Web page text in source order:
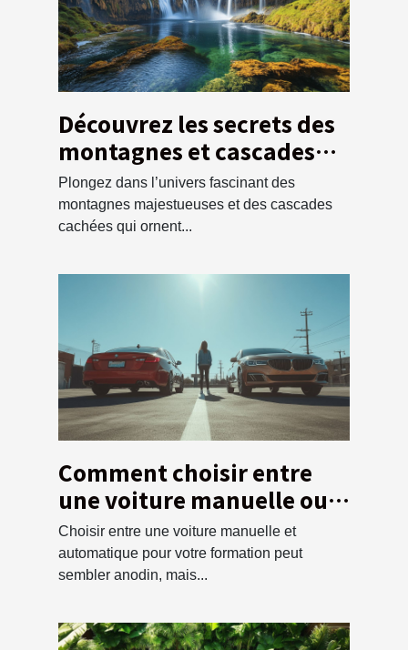
Découvrez les secrets des
montagnes et cascades
locales
Plongez dans l’univers fascinant des
montagnes majestueuses et des cascades
cachées qui ornent...
Comment choisir entre
une voiture manuelle ou
automatique pour votre
formation ?
Choisir entre une voiture manuelle et
automatique pour votre formation peut
sembler anodin, mais...